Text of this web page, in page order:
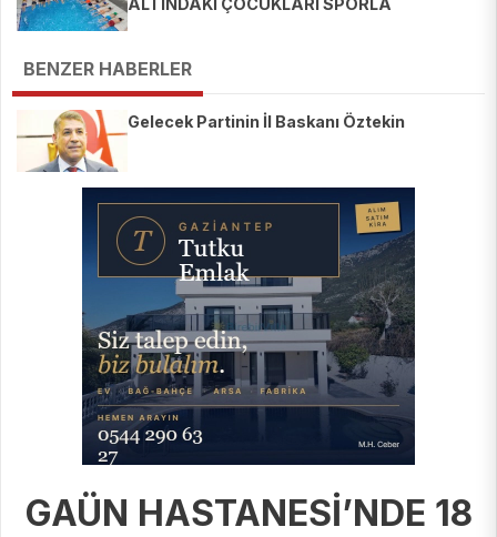
ALTINDAKİ ÇOCUKLARI SPORLA
BENZER HABERLER
Gelecek Partinin İl Baskanı Öztekin
GAÜN HASTANESİ’NDE 18